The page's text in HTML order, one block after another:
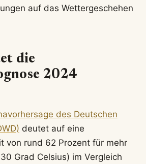
auf das Wettergeschehen
die
2024
des Deutschen
deutet auf eine
von rund 62 Prozent für mehr
Grad Celsius) im Vergleich